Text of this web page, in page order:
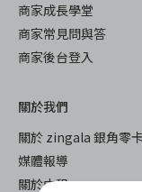
商家成長學堂
商家常見問與答
商家後台登入
關於我們
關於 zingala 銀角零卡
媒體報導
關於中租